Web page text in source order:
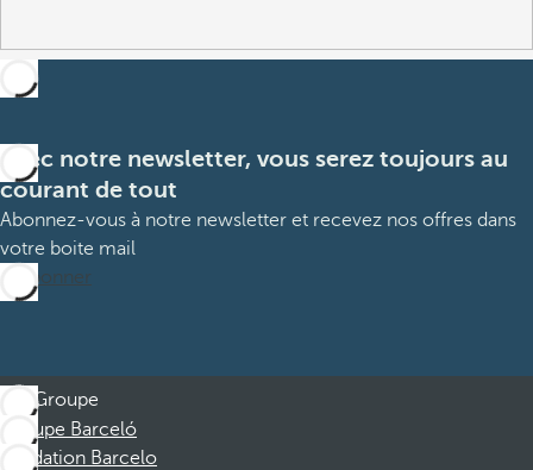
Avec notre newsletter, vous serez toujours au
courant de tout
Abonnez-vous à notre newsletter et recevez nos offres dans
votre boite mail
M’abonner
Groupe
Groupe Barceló
Fondation Barcelo